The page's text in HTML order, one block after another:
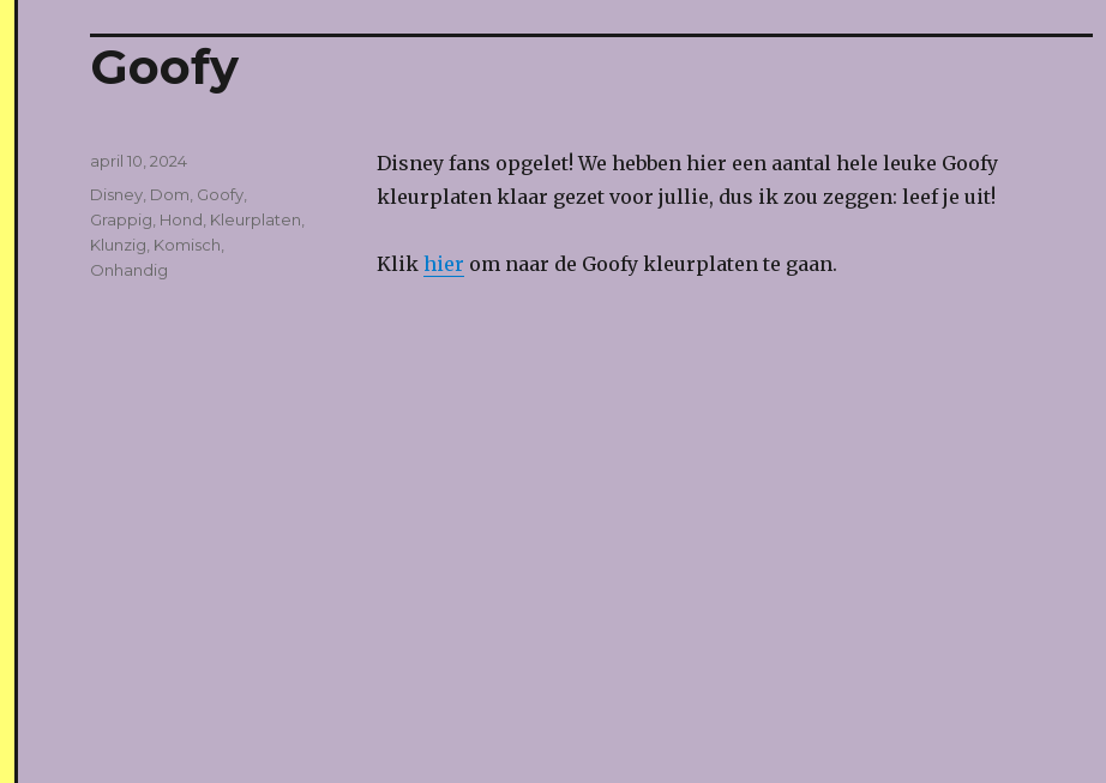
Goofy
Disney fans opgelet! We hebben hier een aantal hele leuke Goofy
kleurplaten klaar gezet voor jullie, dus ik zou zeggen: leef je uit!
Klik hier om naar de Goofy kleurplaten te gaan.
Geplaatst
op
april 10, 2024
Tags
Disney, Dom Goofy,
Grappig Hond Kleurplaten
Klunzig Komisch
Onhandig